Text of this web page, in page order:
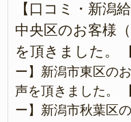
【口コミ・新潟
中央区のお客様
を頂きました。
ー】新潟市東区の
声を頂きました。
ー】新潟市秋葉区